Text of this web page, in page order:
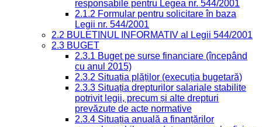
responsabile pentru Legea nr. 544/2001
2.1.2 Formular pentru solicitare în baza
Legii nr. 544/2001
2.2 BULETINUL INFORMATIV al Legii 544/2001
2.3 BUGET
2.3.1 Buget pe surse financiare (începând
cu anul 2015)
2.3.2 Situația plăților (execuția bugetară)
2.3.3 Situația drepturilor salariale stabilite
potrivit legii, precum și alte drepturi
prevăzute de acte normative
2.3.4 Situația anuală a finanțărilor